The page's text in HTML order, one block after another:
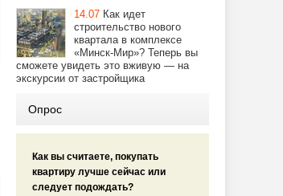
14.07 Как идет
строительство нового
квартала в комплексе
«Минск-Мир»? Теперь вы
сможете увидеть это вживую — на
экскурсии от застройщика
Опрос
Как вы считаете, покупать
квартиру лучше сейчас или
следует подождать?